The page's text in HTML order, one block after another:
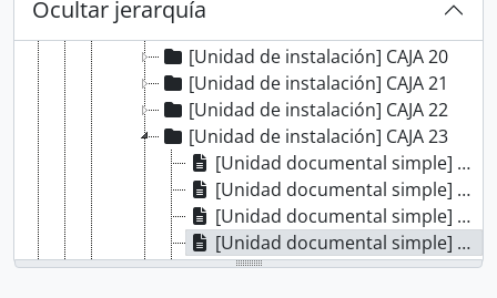
Ocultar jerarquía
[Unidad de instalación] CAJA 20
[Unidad de instalación] CAJA 21
[Unidad de instalación] CAJA 22
[Unidad de instalación] CAJA 23
[Unidad documental simple] Competencia de jurisdicción
[Unidad documental simple] Disolución de contrato
[Unidad documental simple] Donativo
[Unidad documental simple] Abastecimiento de acero
[Unidad documental simple] Estado de socavón